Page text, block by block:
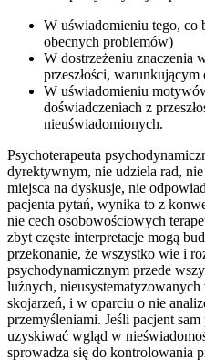
W uświadomieniu tego, co
obecnych problemów)
W dostrzeżeniu znaczenia
przeszłości, warunkującym
W uświadomieniu
doświadczeniach z
nieuświadomionych.
Psychoterapeuta
dyrektywnym, nie udziela rad,
miejsca na dyskusje, nie
pacjenta pytań, wynika to z
nie cech osobowościowych
zbyt częste interpretacje mogą
przekonanie, że wszystko wie i
psychodynamicznym przede
luźnych,
skojarzeń, i w oparciu o nie
przemyśleniami. Jeśli pacjent
uzyskiwać wgląd w
sprowadza się do kontrolowania